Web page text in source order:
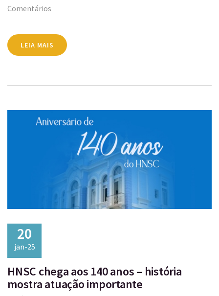
Comentários
LEIA MAIS
20
jan-25
HNSC chega aos 140 anos – história
mostra atuação importante